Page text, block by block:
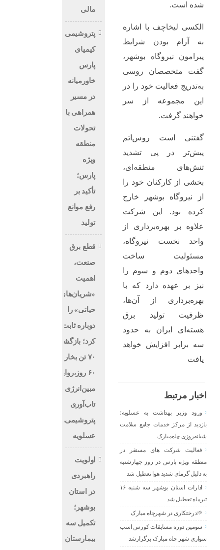
شده است.
الکسی لیخاچف با اشاره
به آرام بودن شرایط
پیرامون نیروگاه بوشهر،
گفت متخصصان روسی
به‌تدریج فعالیت خود را در
این مجموعه از سر
خواهند گرفت.
گفتنی است روس‌اتم
پیش‌تر در پی تشدید
تنش‌های منطقه‌ای،
بخشی از کارکنان خود را
از نیروگاه بوشهر خارج
کرده بود. این شرکت
علاوه بر بهره‌برداری از
واحد نخست نیروگاه،
مسئولیت ساخت
واحدهای دوم و سوم را
نیز بر عهده دارد که با
بهره‌برداری از آن‌ها،
ظرفیت تولید برق
هسته‌ای ایران به حدود
سه برابر افزایش خواهد
یافت
اخبار مرتبط
ورود وزیر بهداشت به عسلویه؛
بازدید از مرکز خدمات جامع سلامت
شبانه‌روزی چاه‌مبارک
فعالیت شرکت های مستقر در
منطقه ویژه پارس در روز چهارشنبه
به دلیل گرمای شدید هوا تعطیل شد
ادارات استان بوشهر سه شنبه ۱۶
تیرماه تعطیل شد.
🌱درختکاری در شهرچاه مبارک
سومین دوره مسابقات کورس اسب
سواری شهر چاه مبارک برگزارشد
مالی
پتروشیمی
کیمیای
پارس
خاورمیانه
در مسیر
همراهی با
تحولات
منطقه
ویژه
پارس؛
تأکید بر
رفع موانع
تولید
قطع برق
صنعت،
اهمیت
«شریان‌های
حیاتی» را
دوباره ثابت
کرد؛ بازگشت
۷۰ تن بخار در
۶۰ روز،روایت
مبین‌انرژی از
تاب‌آوری
پتروشیمی‌های
عسلویه
اولویت
راهبردی
در استان
بوشهر؛
تکمیل سه
بیمارستان